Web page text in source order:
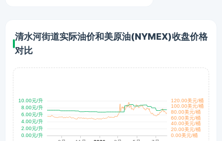
清水河街道实际油价和美原油(NYMEX)收盘价格
对比